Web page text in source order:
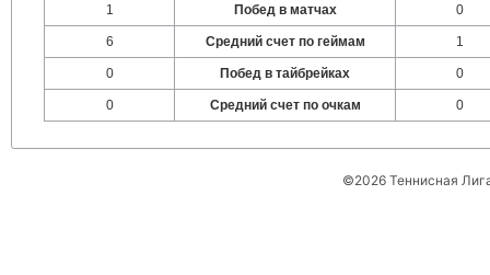
1 Побед в матчах 0
6 Средний счет по геймам 1
0 Побед в тайбрейках 0
0 Средний счет по очкам 0
©2026 Теннисная